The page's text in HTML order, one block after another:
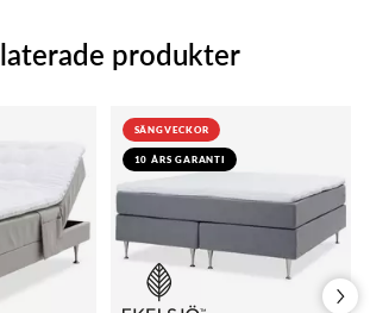
produkter
SÄNGVECKOR
10 ÅRS GARANTI